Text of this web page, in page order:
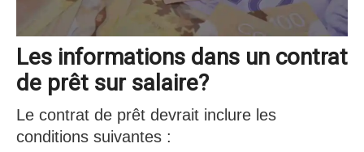
Les informations dans un contrat
de prêt sur salaire?
Le contrat de prêt devrait inclure les
conditions suivantes :